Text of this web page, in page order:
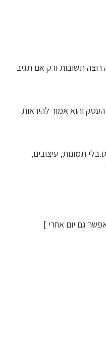
תשובות ורקאם תגיב
והוא אמור להיראות
תמונות, עיצובים,